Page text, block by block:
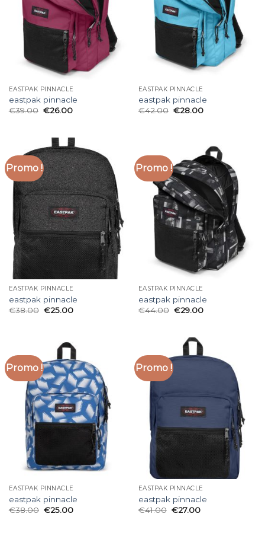
EASTPAK PINNACLE
eastpak pinnacle
€39.00 €26.00
EASTPAK PINNACLE
eastpak pinnacle
€42.00 €28.00
Promo !
EASTPAK PINNACLE
eastpak pinnacle
€38.00 €25.00
Promo !
EASTPAK PINNACLE
eastpak pinnacle
€44.00 €29.00
Promo !
EASTPAK PINNACLE
eastpak pinnacle
€38.00 €25.00
Promo !
EASTPAK PINNACLE
eastpak pinnacle
€41.00 €27.00